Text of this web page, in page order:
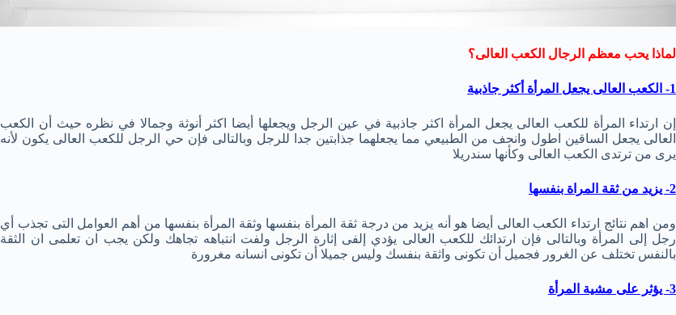
لماذا يحب معظم الرجال الكعب العالى؟
1- الكعب العالى يجعل المرأة أكثر جاذبية
إن ارتداء المرأة للكعب العالى يجعل المرأة اكثر جاذبية في عين الرجل ويجعلها أيضا اكثر أنوثة وجمالا في نظره حيث أن الكعب
العالى يجعل الساقين اطول وانحف من الطبيعي مما يجعلهما جذابتين جدا للرجل وبالتالى فإن حي الرجل للكعب العالى يكون لأنه
يرى من ترتدى الكعب العالى وكأنها سندريلا
2- يزيد من ثقة المراة بنفسها
ومن اهم نتائج ارتداء الكعب العالى أيضا هو أنه يزيد من درجة ثقة المرأة بنفسها وثقة المرأة بنفسها من أهم العوامل التى تجذب أي
رجل إلى المرأة وبالتالى فإن ارتدائك للكعب العالى يؤدي إلفى إثارة الرجل ولفت انتباهه تجاهك ولكن يجب ان تعلمى ان الثقة
بالنفس تختلف عن الغرور فجميل أن تكونى واثقة بنفسك وليس جميلا أن تكونى انسانه مغرورة
3- يؤثر على مشية المرأة